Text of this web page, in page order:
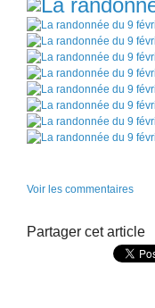
Voir les commentaires
Partager cet article